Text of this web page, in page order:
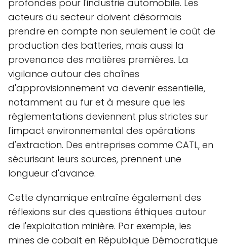
profondes pour l'industrie automobile. Les
acteurs du secteur doivent désormais
prendre en compte non seulement le coût de
production des batteries, mais aussi la
provenance des matières premières. La
vigilance autour des chaînes
d'approvisionnement va devenir essentielle,
notamment au fur et à mesure que les
réglementations deviennent plus strictes sur
l'impact environnemental des opérations
d'extraction. Des entreprises comme CATL, en
sécurisant leurs sources, prennent une
longueur d'avance.
Cette dynamique entraîne également des
réflexions sur des questions éthiques autour
de l'exploitation minière. Par exemple, les
mines de cobalt en République Démocratique